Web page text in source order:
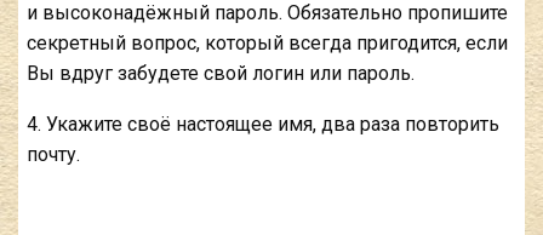
и высоконадёжный пароль. Обязательно пропишите
секретный вопрос, который всегда пригодится, если
Вы вдруг забудете свой логин или пароль.
4. Укажите своё настоящее имя, два раза повторить
почту.